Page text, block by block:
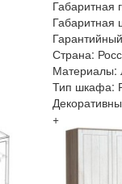
Габаритная
Габаритная
Страна:
Тип шкафа:
+